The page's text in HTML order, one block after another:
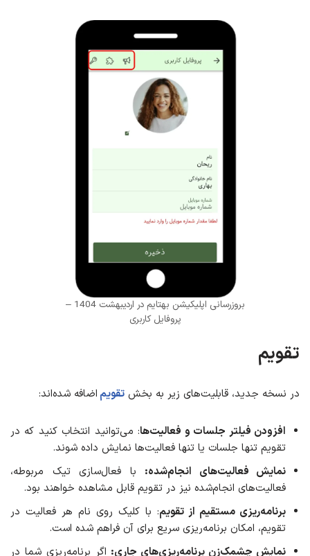
بروزرسانی اپلیکیشن بهتایم در اردیبهشت 1404 –
پروفایل کاربری
تقویم
در نسخه جدید، قابلیت‌های زیر به بخش تقویم اضافه شده‌اند:
افزودن فیلتر جلسات و فعالیت‌ها: می‌توانید انتخاب کنید که در
تقویم تنها جلسات یا تنها فعالیت‌ها نمایش داده شوند.
نمایش فعالیت‌های انجام‌شده: با فعال‌سازی تیک مربوطه،
فعالیت‌های انجام‌شده نیز در تقویم قابل مشاهده خواهند بود.
برنامه‌ریزی مستقیم از تقویم: با کلیک روی نام هر فعالیت در
تقویم، امکان برنامه‌ریزی سریع برای آن فراهم شده است.
نمایش چشمک‌زن برنامه‌ریزی‌های جاری: اگر برنامه‌ریزی شما در